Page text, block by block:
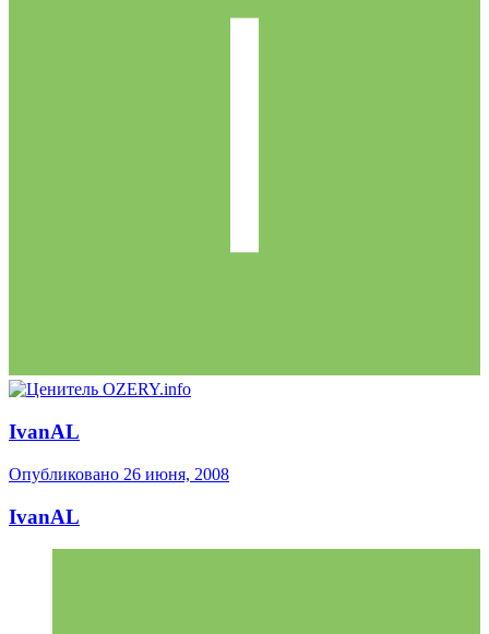
IvanAL
Опубликовано 26 июня, 2008
IvanAL